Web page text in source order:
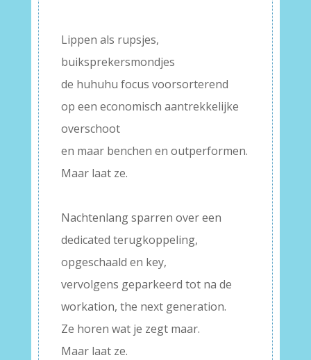
Lippen als rupsjes,
buiksprekersmondjes
de huhuhu focus voorsorterend
op een economisch aantrekkelijke
overschoot
en maar benchen en outperformen.
Maar laat ze.
Nachtenlang sparren over een
dedicated terugkoppeling,
opgeschaald en key,
vervolgens geparkeerd tot na de
workation, the next generation.
Ze horen wat je zegt maar.
Maar laat ze.